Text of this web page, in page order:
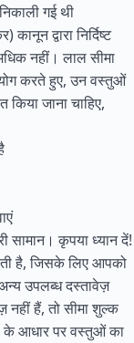
गई थी
द्वारा निर्दिष्ट
नहीं। लाल सीमा
करते हुए, उन वस्तुओं
जाना चाहिए,
सामान। कृपया ध्यान दें!
है, जिसके लिए आपको
उपलब्ध दस्तावेज़
हैं, तो सीमा शुल्क
के आधार पर वस्तुओं का